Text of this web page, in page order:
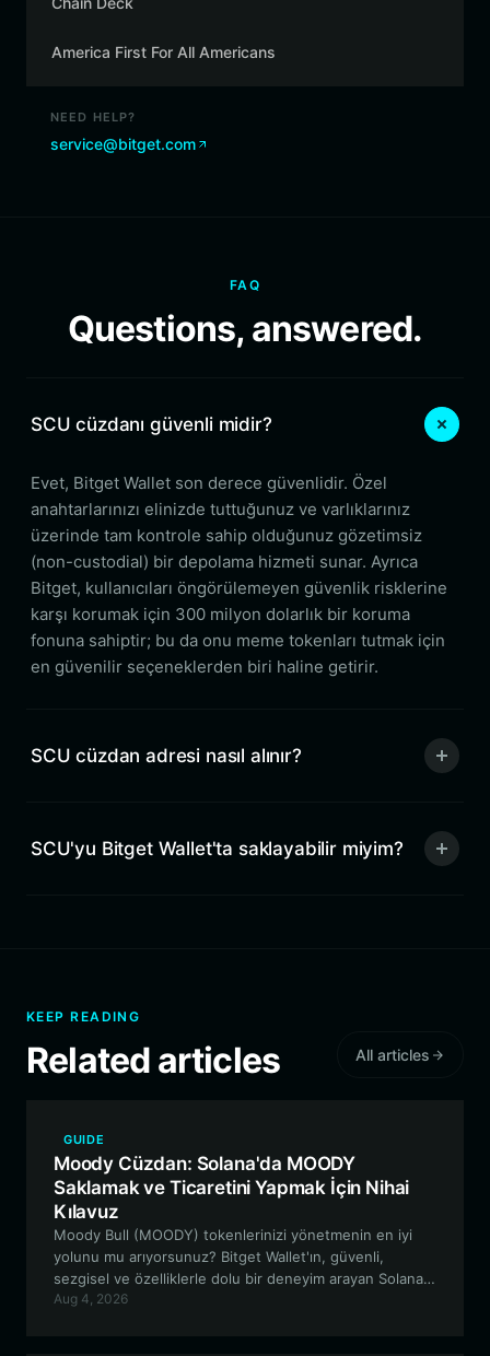
America First For All Americans
NEED HELP?
service@bitget.com
FAQ
Questions, answered.
SCU cüzdanı güvenli midir?
Evet, Bitget Wallet son derece güvenlidir. Özel
anahtarlarınızı elinizde tuttuğunuz ve varlıklarınız
üzerinde tam kontrole sahip olduğunuz gözetimsiz
(non-custodial) bir depolama hizmeti sunar. Ayrıca
Bitget, kullanıcıları öngörülemeyen güvenlik risklerine
karşı korumak için 300 milyon dolarlık bir koruma
fonuna sahiptir; bu da onu meme tokenları tutmak için
en güvenilir seçeneklerden biri haline getirir.
SCU cüzdan adresi nasıl alınır?
SCU'yu Bitget Wallet'ta saklayabilir miyim?
KEEP READING
Related articles All articles
GUIDE
Moody Cüzdan: Solana'da MOODY
Saklamak ve Ticaretini Yapmak İçin Nihai
Kılavuz
Moody Bull (MOODY) tokenlerinizi yönetmenin en iyi
yolunu mu arıyorsunuz? Bitget Wallet'ın, güvenli,
sezgisel ve özelliklerle dolu bir deneyim arayan Solana
tabanlı meme coin meraklıları için neden en iyi tercih
Aug 4, 2026